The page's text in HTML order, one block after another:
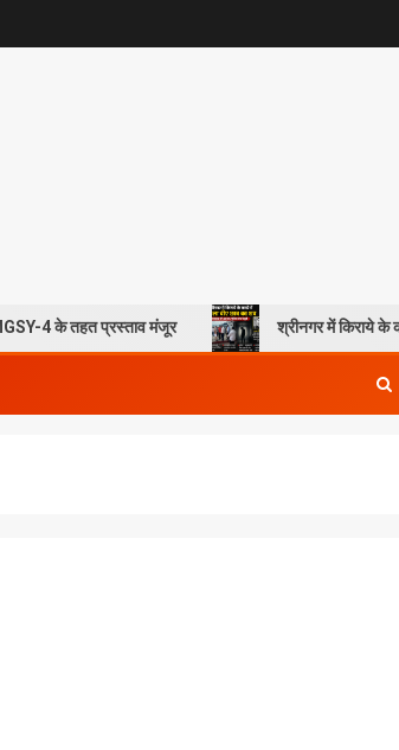
मंजूर श्रीनगर में किराये के कमरे में मिला